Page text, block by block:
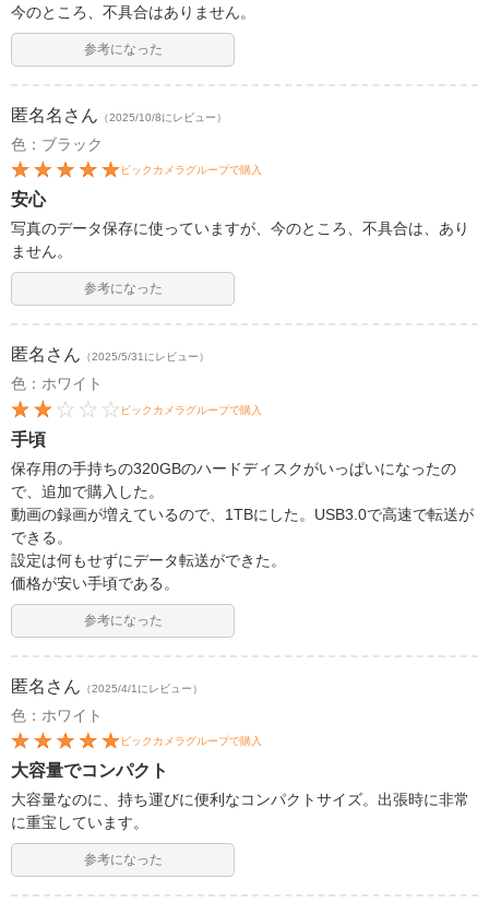
今のところ、不具合はありません。
参考になった
匿名名 さん （2025/10/8にレビュー）
色：ブラック
ビックカメラグループで購入
安心
写真のデータ保存に使っていますが、今のところ、不具合は、あり
ません。
参考になった
匿名 さん （2025/5/31にレビュー）
色：ホワイト
ビックカメラグループで購入
手頃
保存用の手持ちの320GBのハードディスクがいっぱいになったの
で、追加で購入した。
動画の録画が増えているので、1TBにした。USB3.0で高速で転送が
できる。
設定は何もせずにデータ転送ができた。
価格が安い手頃である。
参考になった
匿名 さん （2025/4/1にレビュー）
色：ホワイト
ビックカメラグループで購入
大容量でコンパクト
大容量なのに、持ち運びに便利なコンパクトサイズ。出張時に非常
に重宝しています。
参考になった